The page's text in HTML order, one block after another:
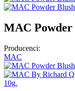
MAC
Producenci:
MAC